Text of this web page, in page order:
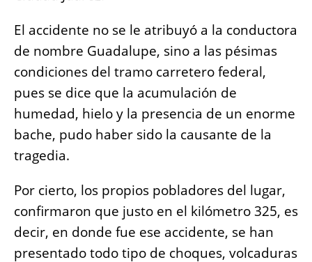
El accidente no se le atribuyó a la conductora
de nombre Guadalupe, sino a las pésimas
condiciones del tramo carretero federal,
pues se dice que la acumulación de
humedad, hielo y la presencia de un enorme
bache, pudo haber sido la causante de la
tragedia.
Por cierto, los propios pobladores del lugar,
confirmaron que justo en el kilómetro 325, es
decir, en donde fue ese accidente, se han
presentado todo tipo de choques, volcaduras